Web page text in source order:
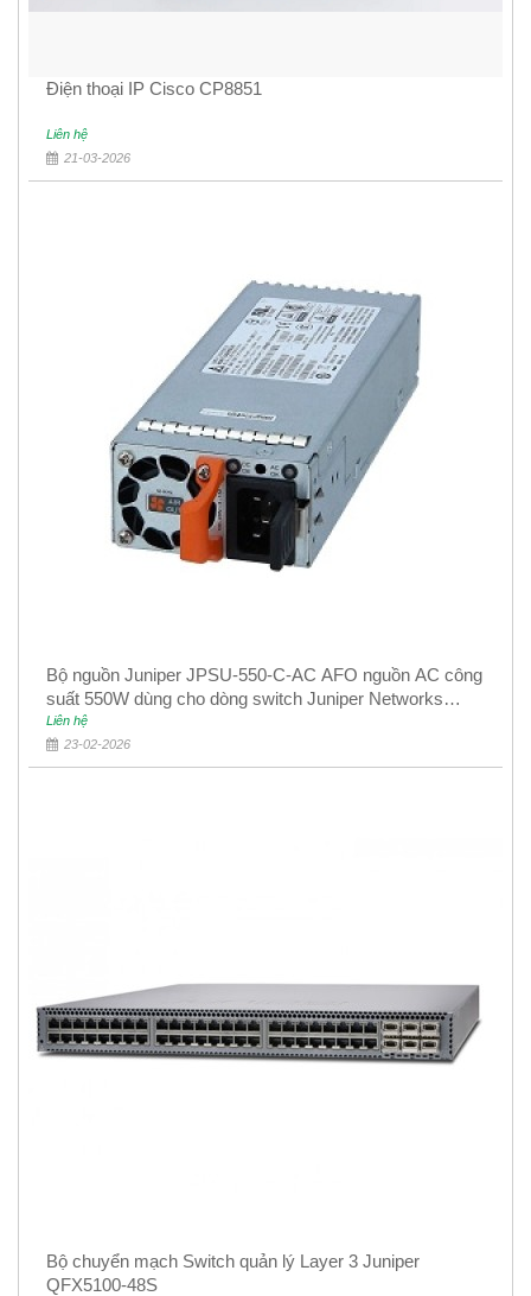
Điện thoại IP Cisco CP8851
Liên hệ
21-03-2026
Bộ nguồn Juniper JPSU-550-C-AC AFO nguồn AC công
suất 550W dùng cho dòng switch Juniper Networks
EX4400
Liên hệ
23-02-2026
Bộ chuyển mạch Switch quản lý Layer 3 Juniper
QFX5100-48S